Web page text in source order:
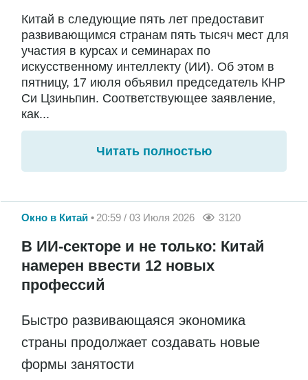
Китай в следующие пять лет предоставит
развивающимся странам пять тысяч мест для
участия в курсах и семинарах по
искусственному интеллекту (ИИ). Об этом в
пятницу, 17 июля объявил председатель КНР
Си Цзиньпин. Соответствующее заявление,
как...
Читать полностью
Окно в Китай 20:59 / 03 Июля 2026 3120
В ИИ-секторе и не только: Китай
намерен ввести 12 новых
профессий
Быстро развивающаяся экономика
страны продолжает создавать новые
формы занятости